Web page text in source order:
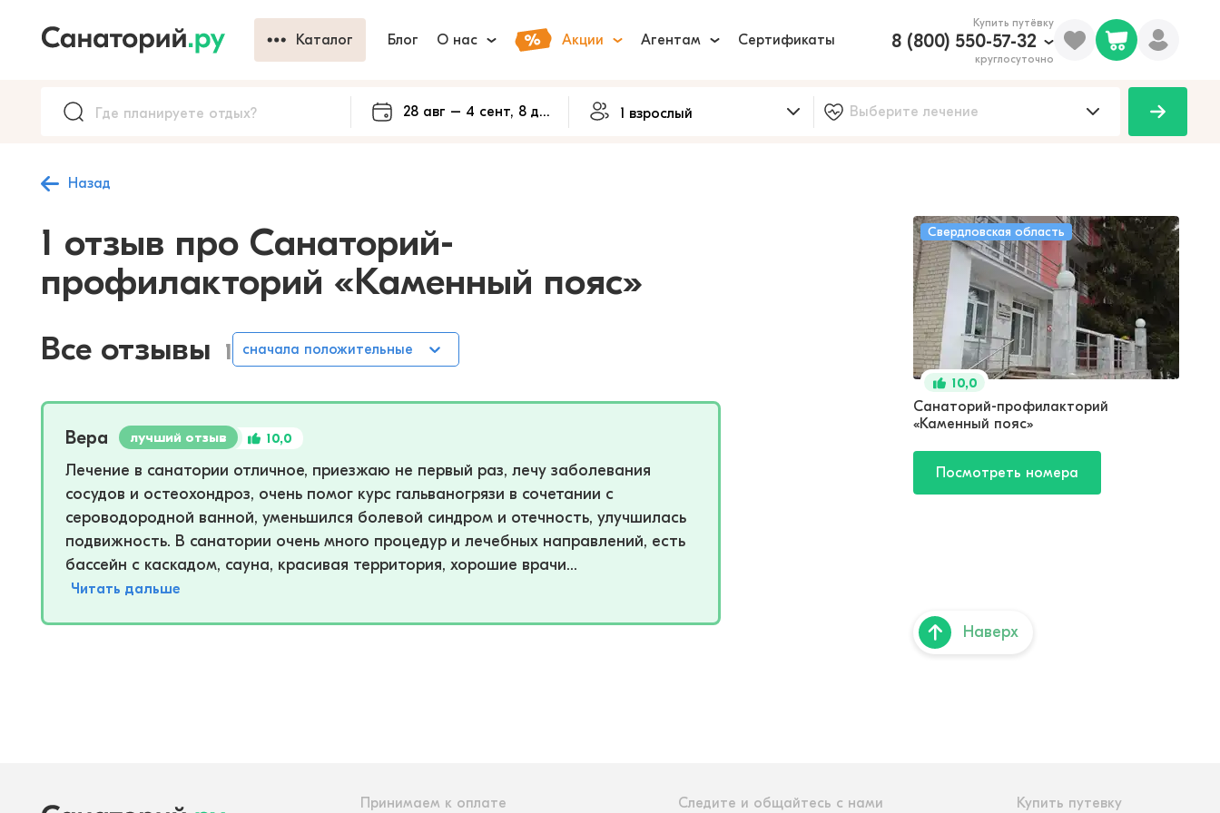
Каталог Блог О нас Акции Агентам Сертификаты
Купить путёвку
8 (800) 550-57-32
круглосуточно
Назад
1 отзыв про Санаторий-
профилакторий «Каменный пояс»
Все отзывы 1 сначала положительные
Вера лучший отзыв 10,0
Лечение в санатории отличное, приезжаю не первый раз, лечу заболевания
сосудов и остеохондроз, очень помог курс гальваногрязи в сочетании с
сероводородной ванной, уменьшился болевой синдром и отечность, улучшилась
подвижность. В санатории очень много процедур и лечебных направлений, есть
бассейн с каскадом, сауна, красивая территория, хорошие врачи...
Читать дальше
Свердловская область
10,0
Санаторий-профилакторий
«Каменный пояс»
Посмотреть номера
Наверх
Принимаем к оплате Следите и общайтесь с нами Купить путевку